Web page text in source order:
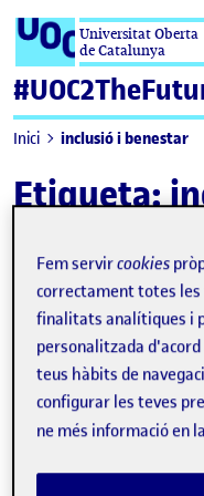
Saltar al contingutUniversitat Oberta
de Catalunya
Inici inclusió i benestar
Etiqueta:
Fem servircookies
correctament totes
finalitats analítiques i
personalitzada
teus hàbits de
configurar les teves
ne més informació en